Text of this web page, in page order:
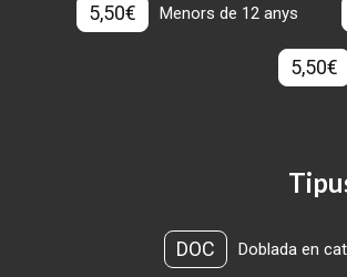
5,50€ Menors de 12 anys
5,50€
DOC Doblada en